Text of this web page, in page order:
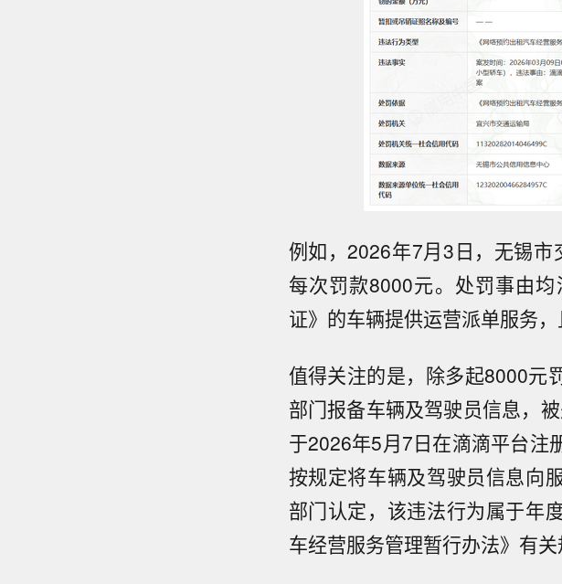
例如，2026年7月3日，无锡市
每次罚款8000元。处罚事由
证》的车辆提供运营派单服务
值得关注的是，除多起8000元
部门报备车辆及驾驶员信息，
于2026年5月7日在滴滴平台注
按规定将车辆及驾驶员信息向
部门认定，该违法行为属于年
车经营服务管理暂行办法》有